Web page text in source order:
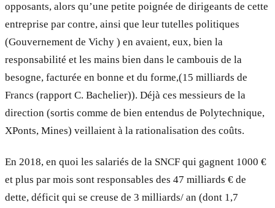
opposants, alors qu’une petite poignée de dirigeants de cette
entreprise par contre, ainsi que leur tutelles politiques
(Gouvernement de Vichy ) en avaient, eux, bien la
responsabilité et les mains bien dans le cambouis de la
besogne, facturée en bonne et du forme,(15 milliards de
Francs (rapport C. Bachelier)). Déjà ces messieurs de la
direction (sortis comme de bien entendus de Polytechnique,
XPonts, Mines) veillaient à la rationalisation des coûts.
En 2018, en quoi les salariés de la SNCF qui gagnent 1000 €
et plus par mois sont responsables des 47 milliards € de
dette, déficit qui se creuse de 3 milliards/ an (dont 1,7